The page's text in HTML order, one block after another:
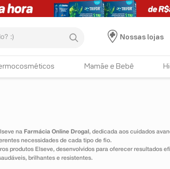
Nossas lojas
Mamãe e Bebê
na Farmácia Online Drogal , dedicada aos cuidados
necessidades de cada tipo de fio.
produtos Elseve, desenvolvidos para oferecer resultados
brilhantes e resistentes.